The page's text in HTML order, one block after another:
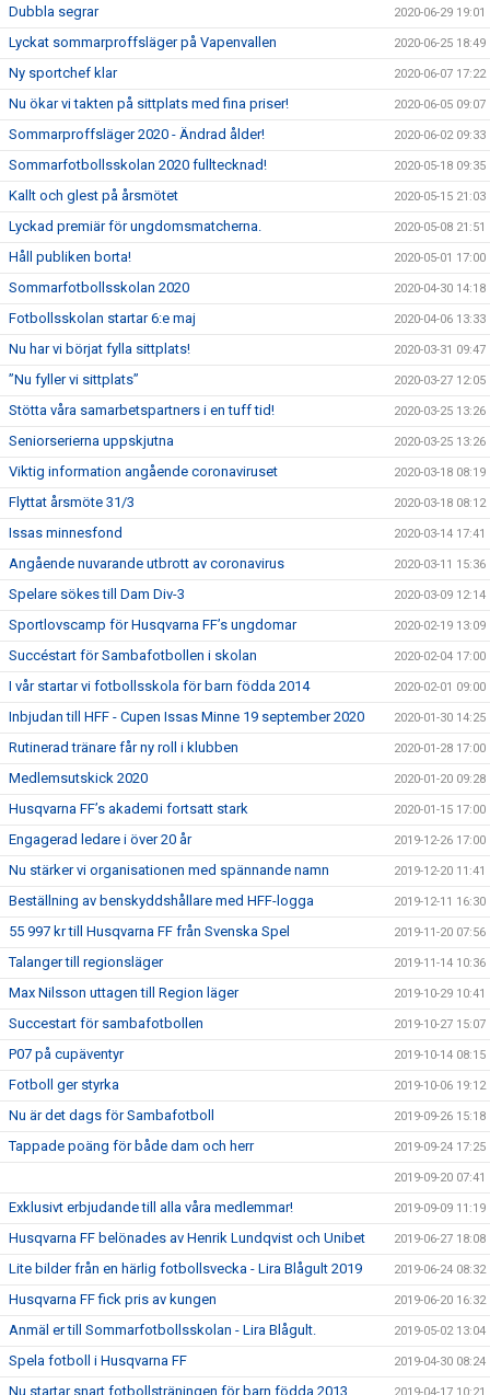
Dubbla segrar 2020-06-29 19:01
Lyckat sommarproffsläger på Vapenvallen 2020-06-25 18:49
Ny sportchef klar 2020-06-07 17:22
Nu ökar vi takten på sittplats med fina priser! 2020-06-05 09:07
Sommarproffsläger 2020 - Ändrad ålder! 2020-06-02 09:33
Sommarfotbollsskolan 2020 fulltecknad! 2020-05-18 09:35
Kallt och glest på årsmötet 2020-05-15 21:03
Lyckad premiär för ungdomsmatcherna. 2020-05-08 21:51
Håll publiken borta! 2020-05-01 17:00
Sommarfotbollsskolan 2020 2020-04-30 14:18
Fotbollsskolan startar 6:e maj 2020-04-06 13:33
Nu har vi börjat fylla sittplats! 2020-03-31 09:47
”Nu fyller vi sittplats” 2020-03-27 12:05
Stötta våra samarbetspartners i en tuff tid! 2020-03-25 13:26
Seniorserierna uppskjutna 2020-03-25 13:26
Viktig information angående coronaviruset 2020-03-18 08:19
Flyttat årsmöte 31/3 2020-03-18 08:12
Issas minnesfond 2020-03-14 17:41
Angående nuvarande utbrott av coronavirus 2020-03-11 15:36
Spelare sökes till Dam Div-3 2020-03-09 12:14
Sportlovscamp för Husqvarna FF’s ungdomar 2020-02-19 13:09
Succéstart för Sambafotbollen i skolan 2020-02-04 17:00
I vår startar vi fotbollsskola för barn födda 2014 2020-02-01 09:00
Inbjudan till HFF - Cupen Issas Minne 19 september 2020 2020-01-30 14:25
Rutinerad tränare får ny roll i klubben 2020-01-28 17:00
Medlemsutskick 2020 2020-01-20 09:28
Husqvarna FF’s akademi fortsatt stark 2020-01-15 17:00
Engagerad ledare i över 20 år 2019-12-26 17:00
Nu stärker vi organisationen med spännande namn 2019-12-20 11:41
Beställning av benskyddshållare med HFF-logga 2019-12-11 16:30
55 997 kr till Husqvarna FF från Svenska Spel 2019-11-20 07:56
Talanger till regionsläger 2019-11-14 10:36
Max Nilsson uttagen till Region läger 2019-10-29 10:41
Succestart för sambafotbollen 2019-10-27 15:07
P07 på cupäventyr 2019-10-14 08:15
Fotboll ger styrka 2019-10-06 19:12
Nu är det dags för Sambafotboll 2019-09-26 15:18
Tappade poäng för både dam och herr 2019-09-24 17:25
2019-09-20 07:41
Exklusivt erbjudande till alla våra medlemmar! 2019-09-09 11:19
Husqvarna FF belönades av Henrik Lundqvist och Unibet 2019-06-27 18:08
Lite bilder från en härlig fotbollsvecka - Lira Blågult 2019 2019-06-24 08:32
Husqvarna FF fick pris av kungen 2019-06-20 16:32
Anmäl er till Sommarfotbollsskolan - Lira Blågult. 2019-05-02 13:04
Spela fotboll i Husqvarna FF 2019-04-30 08:24
Nu startar snart fotbollsträningen för barn födda 2013